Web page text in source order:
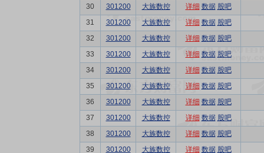
30
301200 大族数控 详细 数据 股吧
31
301200 大族数控 详细 数据 股吧
32
301200 大族数控 详细 数据 股吧
33
301200 大族数控 详细 数据 股吧
34
301200 大族数控 详细 数据 股吧
35
301200 大族数控 详细 数据 股吧
36
301200 大族数控 详细 数据 股吧
37
301200 大族数控 详细 数据 股吧
38
301200 大族数控 详细 数据 股吧
39
301200 大族数控 详细 数据 股吧